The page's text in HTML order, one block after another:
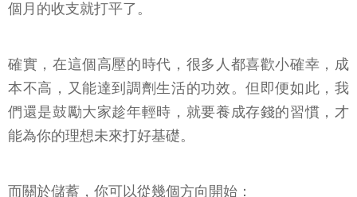
個月的收支就打平了。
確實，在這個高壓的時代，很多人都喜歡小確幸，成
本不高，又能達到調劑生活的功效。但即便如此，我
們還是鼓勵大家趁年輕時，就要養成存錢的習慣，才
能為你的理想未來打好基礎。
而關於儲蓄，你可以從幾個方向開始：